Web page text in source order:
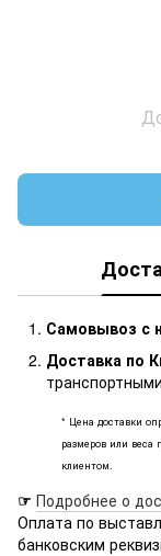
Самовывоз с
Доставка по
* Цена доставки
размеров или веса
клиентом.
☞ Подробнее о
Оплата по
банковским